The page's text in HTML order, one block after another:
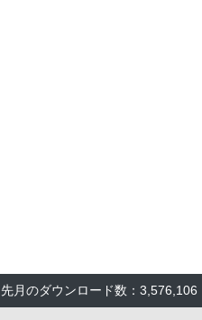
先月のダウンロード数：3,576,106